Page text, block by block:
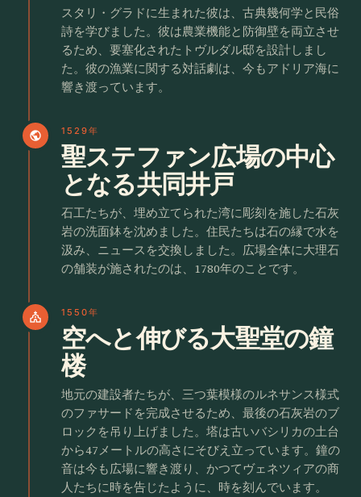
スタリ・グラドに生まれた彼は、古典幾何学と民俗
詩を学びました。彼は農業機能と防御壁を両立させ
るため、要塞化されたトヴルダル邸を設計しまし
た。彼の漁業に関する対話劇は、今もアドリア海に
響き渡っています。
public 1529年
聖ステファン広場の中心
となる共同井戸
石工たちが、埋め立てられた湾に彫刻を施した石灰
岩の洗面鉢を沈めました。住民たちは石の縁で水を
汲み、ニュースを交換しました。広場全体に大理石
の舗装が施されたのは、1780年のことです。
church 1550年
空へと伸びる大聖堂の鐘
楼
地元の建設者たちが、三つ葉模様のルネサンス様式
のファサードを完成させるため、最後の石灰岩のブ
ロックを吊り上げました。塔は古いバシリカの土台
から47メートルの高さにそびえ立っています。鐘の
音は今も広場に響き渡り、かつてヴェネツィアの商
人たちに時を告じたように、時を刻んでいます。